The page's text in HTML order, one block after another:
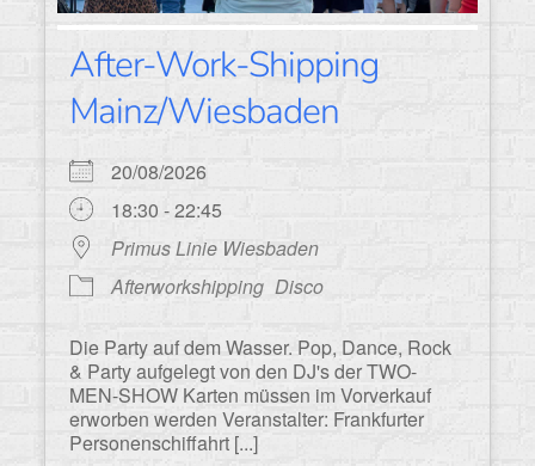
After-Work-Shipping
Mainz/Wiesbaden
20/08/2026
18:30 - 22:45
Primus Linie Wiesbaden
Afterworkshipping Disco
Die Party auf dem Wasser. Pop, Dance, Rock
& Party aufgelegt von den DJ's der TWO-
MEN-SHOW Karten müssen im Vorverkauf
erworben werden Veranstalter: Frankfurter
Personenschiffahrt [...]